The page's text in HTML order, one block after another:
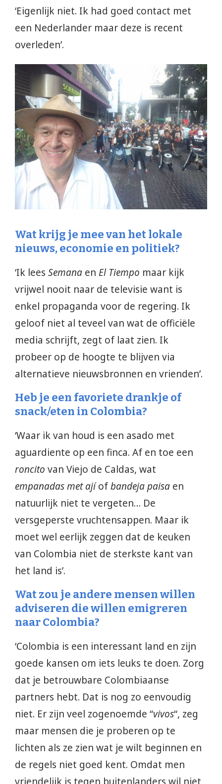
‘Eigenlijk niet. Ik had goed contact met
een Nederlander maar deze is recent
overleden’.
Wat krijg je mee van het lokale
nieuws, economie en politiek?
‘Ik lees Semana en El Tiempo maar kijk
vrijwel nooit naar de televisie want is
enkel propaganda voor de regering. Ik
geloof niet al teveel van wat de officiële
media schrijft, zegt of laat zien. Ik
probeer op de hoogte te blijven via
alternatieve nieuwsbronnen en vrienden’.
Heb je een favoriete drankje of
snack/eten in Colombia?
‘Waar ik van houd is een asado met
aguardiente op een finca. Af en toe een
roncito van Viejo de Caldas, wat
empanadas met ajíofbandeja paisa en
natuurlijk niet te vergeten… De
versgeperste vruchtensappen. Maar ik
moet wel eerlijk zeggen dat de keuken
van Colombia niet de sterkste kant van
het land is’.
Wat zou je andere mensen willen
adviseren die willen emigreren
naar Colombia?
‘Colombia is een interessant land en zijn
goede kansen om iets leuks te doen. Zorg
dat je betrouwbare Colombiaanse
partners hebt. Dat is nog zo eenvoudig
niet. Er zijn veel zogenoemde “vivos“, zeg
maar mensen die je proberen op te
lichten als ze zien wat je wilt beginnen en
de regels niet goed kent. Omdat men
vriendelijk is tegen buitenlanders wil niet